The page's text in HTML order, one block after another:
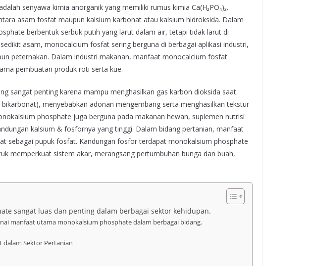
senyawa kimia anorganik yang memiliki rumus kimia Ca(H₂PO₄)₂.
asam fosfat maupun kalsium karbonat atau kalsium hidroksida. Dalam
berbentuk serbuk putih yang larut dalam air, tetapi tidak larut di
asam, monocalcium fosfat sering berguna di berbagai aplikasi industri,
peternakan. Dalam industri makanan, manfaat monocalcium fosfat
pembuatan produk roti serta kue.
sangat penting karena mampu menghasilkan gas karbon dioksida saat
menyebabkan adonan mengembang serta menghasilkan tekstur
phosphate juga berguna pada makanan hewan, suplemen nutrisi
kalsium & fosfornya yang tinggi. Dalam bidang pertanian, manfaat
sebagai pupuk fosfat. Kandungan fosfor terdapat monokalsium phosphate
memperkuat sistem akar, merangsang pertumbuhan bunga dan buah,
sangat luas dan penting dalam berbagai sektor kehidupan.
manfaat utama monokalsium phosphate dalam berbagai bidang.
Sektor Pertanian